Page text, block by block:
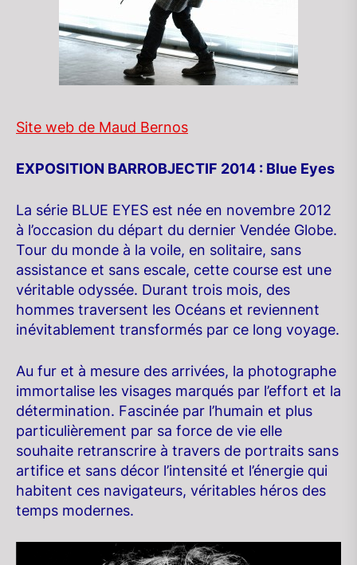
Site web de Maud Bernos
EXPOSITION BARROBJECTIF 2014 : Blue Eyes
La série BLUE EYES est née en novembre 2012
à l’occasion du départ du dernier Vendée Globe.
Tour du monde à la voile, en solitaire, sans
assistance et sans escale, cette course est une
véritable odyssée. Durant trois mois, des
hommes traversent les Océans et reviennent
inévitablement transformés par ce long voyage.
Au fur et à mesure des arrivées, la photographe
immortalise les visages marqués par l’effort et la
détermination. Fascinée par l’humain et plus
particulièrement par sa force de vie elle
souhaite retranscrire à travers de portraits sans
artifice et sans décor l’intensité et l’énergie qui
habitent ces navigateurs, véritables héros des
temps modernes.